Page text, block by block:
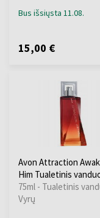
Bus išsiųsta 11.08.
15,00 €
Avon Attraction
Him Tualetinis
75ml - Tualetinis
Vyrų